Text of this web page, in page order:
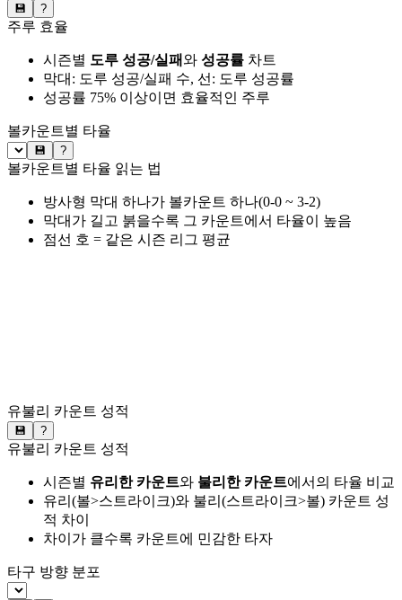
💾 ?
주루 효율
시즌별 도루 성공/실패와 성공률 차트
막대: 도루 성공/실패 수, 선: 도루 성공률
성공률 75% 이상이면 효율적인 주루
볼카운트별 타율
💾 ?
볼카운트별 타율 읽는 법
방사형 막대 하나가 볼카운트 하나(0-0 ~ 3-2)
막대가 길고 붉을수록 그 카운트에서 타율이 높음
점선 호 = 같은 시즌 리그 평균
유불리 카운트 성적
💾 ?
유불리 카운트 성적
시즌별 유리한 카운트와 불리한 카운트에서의 타율 비교
유리(볼>스트라이크)와 불리(스트라이크>볼) 카운트 성
적 차이
차이가 클수록 카운트에 민감한 타자
타구 방향 분포